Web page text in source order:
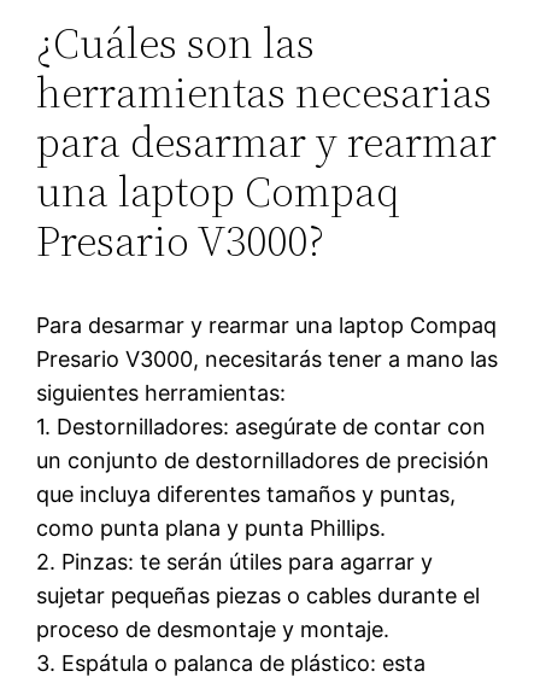
¿Cuáles son las
herramientas necesarias
para desarmar y rearmar
una laptop Compaq
Presario V3000?
Para desarmar y rearmar una laptop Compaq
Presario V3000, necesitarás tener a mano las
siguientes herramientas:
1. Destornilladores: asegúrate de contar con
un conjunto de destornilladores de precisión
que incluya diferentes tamaños y puntas,
como punta plana y punta Phillips.
2. Pinzas: te serán útiles para agarrar y
sujetar pequeñas piezas o cables durante el
proceso de desmontaje y montaje.
3. Espátula o palanca de plástico: esta